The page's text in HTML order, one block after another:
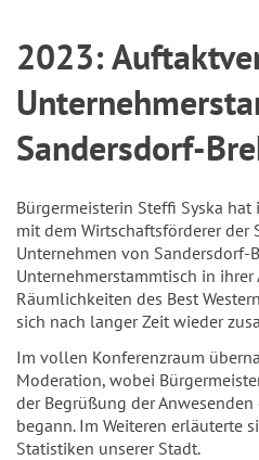
2023:
Sandersdorf-
Bürgermeisterin Steffi Syska
mit dem Wirtschaftsförderer der
Unternehmen von Sandersdorf-
Unternehmerstammtisch in
Räumlichkeiten des Best
sich nach langer Zeit wieder
Im vollen Konferenzraum
Moderation, wobei
der Begrüßung der
begann. Im Weiteren erläuterte
Statistiken unserer Stadt.